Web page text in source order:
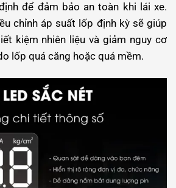
để đảm bảo an toàn khi lái xe.
chỉnh áp suất lốp định kỳ sẽ giúp
kiệm nhiên liệu và giảm nguy cơ
lốp quá căng hoặc quá mềm.